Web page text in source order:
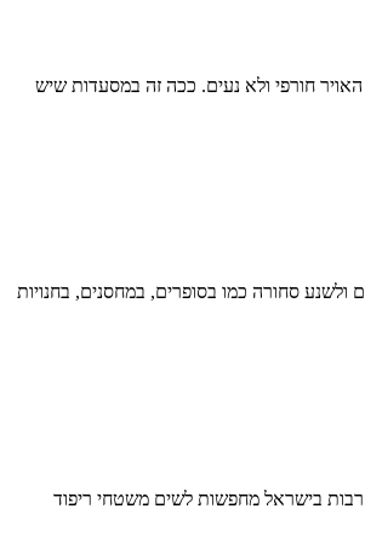
חורפי ולא נעים. ככה זה במסעדות שיש
סחורה כמו בסופרים, במחסנים, בחנויות
בישראל מחפשות לשים משטחי ריפוד